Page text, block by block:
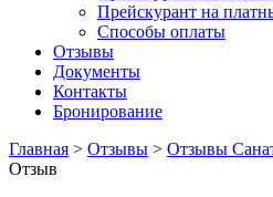
Прейскурант на
Способы оплаты
Отзывы
Документы
Контакты
Бронирование
Главная > Отзывы > Отзывы
Отзыв